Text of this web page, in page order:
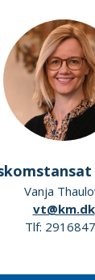
Vanja
vt@km.dk
Tlf: